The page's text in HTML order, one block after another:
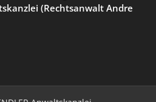
(Rechtsanwalt Andre